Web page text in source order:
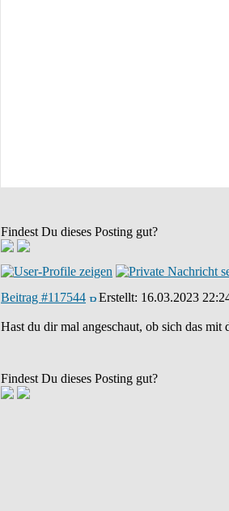
Findest Du dieses Posting gut?
Beitrag #117544 Erstellt: 16.03.2023
Hast du dir mal angeschaut, ob sich das
Findest Du dieses Posting gut?